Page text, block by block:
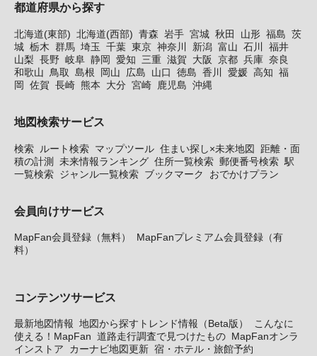
都道府県から探す
北海道(東部) 北海道(西部) 青森 岩手 宮城 秋田 山形 福島 茨
城 栃木 群馬 埼玉 千葉 東京 神奈川 新潟 富山 石川
福井
山梨 長野 岐阜 静岡 愛知 三重 滋賀 大阪 京都 兵庫 奈良
和歌山
鳥取 島根 岡山 広島 山口 徳島 香川 愛媛 高知 福
岡
佐賀 長崎 熊本 大分 宮崎 鹿児島 沖縄
地図検索サービス
検索 ルート検索 マップツール 住まい探し×未来地図
距離・面
積の計測 未来情報ランキング 住所一覧検索 郵便番号検索 駅
一覧検索 ジャンル一覧検索 ブックマーク おでかけプラン
会員向けサービス
MapFan会員登録（無料）
MapFanプレミアム会員登録（有
料）
コンテンツサービス
最新地図情報 地図から探すトレンド情報（Beta版）
こんなに
使える！MapFan 道路走行調査で見つけたもの MapFanオンラ
インストア
カーナビ地図更新 宿・ホテル・旅館予約